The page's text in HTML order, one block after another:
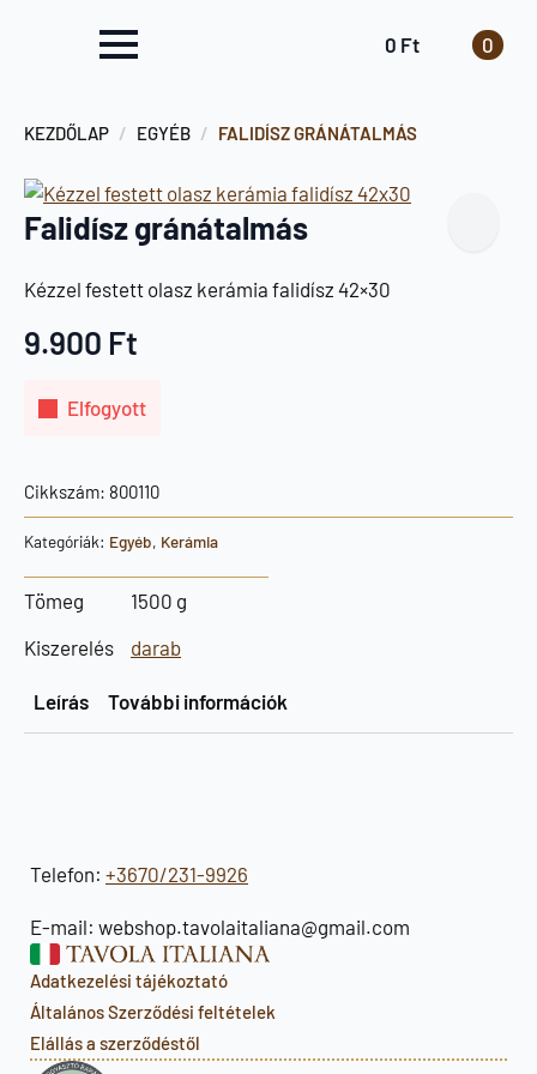
0 Ft 0
KEZDŐLAP EGYÉB FALIDÍSZ GRÁNÁTALMÁS
Falidísz gránátalmás
Kézzel festett olasz kerámia falidísz 42×30
9.900 Ft
Elfogyott
Cikkszám: 800110
Kategóriák: Egyéb, Kerámia
Tömeg
1500 g
Kiszerelés
darab
Leírás További információk
Telefon: +3670/231-9926
E-mail: webshop.tavolaitaliana@gmail.com
Adatkezelési tájékoztató
Általános Szerződési feltételek
Elállás a szerződéstől